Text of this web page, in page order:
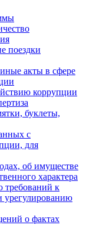
поездки
акты в сфере
коррупции
буклеты,
с
для
об имуществе
характера
требований к
урегулированию
о фактах